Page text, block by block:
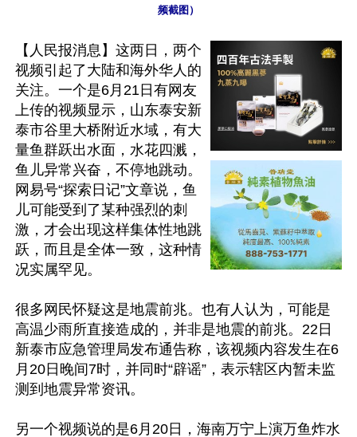
频截图）
【人民报消息】这两日，两个
视频引起了大陆和海外华人的
关注。一个是6月21日有网友
上传的视频显示，山东泰安新
泰市谷里大桥附近水域，有大
量鱼群跃出水面，水花四溅，
鱼儿异常兴奋，不停地跳动。
网易号“探索日记”文章说，鱼
儿可能受到了某种强烈的刺
激，才会出现这样集体性地跳
跃，而且是全体一致，这种情
况实属罕见。
很多网民怀疑这是地震前兆。也有人认为，可能是
高温少雨所直接造成的，并非是地震的前兆。22日
新泰市应急管理局发布通告称，该视频内容发生在6
月20日晚间7时，并同时“辟谣”，表示辖区内暂未监
测到地震异常资讯。
另一个视频说的是6月20日，海南万宁上演万鱼炸水